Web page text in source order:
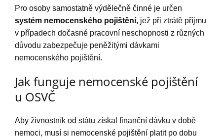
Pro osoby samostatně výdělečně činné je určen
systém nemocenského pojištění, jež při ztrátě příjmu
v případech dočasné pracovní neschopnosti z různých
důvodu zabezpečuje peněžitými dávkami
nemocenského pojištění.
Jak funguje nemocenské pojištění
u OSVČ
Aby živnostník od státu získal finanční dávku v době
nemoci, musí si nemocenské pojištění platit po dobu